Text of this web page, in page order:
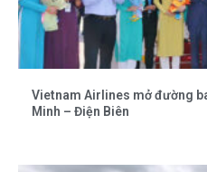
Vietnam Airlines mở đường
Minh – Điện Biên